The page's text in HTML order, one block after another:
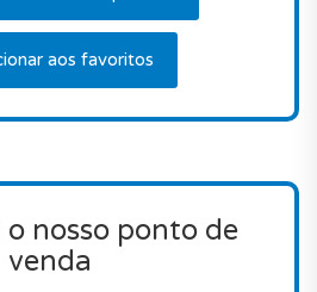
aos favoritos
nosso ponto de
venda